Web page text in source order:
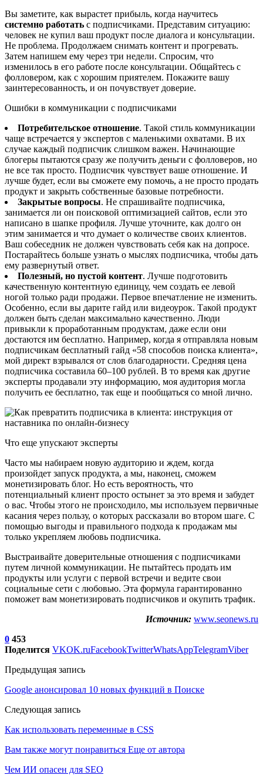
Вы заметите, как вырастет прибыль, когда научитесь
системно работать с подписчиками. Представим ситуацию:
человек не купил ваш продукт после диалога и консультации.
Не проблема. Продолжаем снимать контент и прогревать.
Затем напишем ему через три недели. Спросим, что
изменилось в его работе после консультации. Общайтесь с
фолловером, как с хорошим приятелем. Покажите вашу
заинтересованность, и он почувствует доверие.
Ошибки в коммуникации с подписчиками
Потребительское отношение. Такой стиль коммуникации
чаще встречается у экспертов с маленькими охватами. В их
случае каждый подписчик слишком важен. Начинающие
блогеры пытаются сразу же получить деньги с фолловеров, но
не все так просто. Подписчик чувствует ваше отношение. И
лучше будет, если вы сможете ему помочь, а не просто продать
продукт и закрыть собственные базовые потребности.
Закрытые вопросы. Не спрашивайте подписчика,
занимается ли он поисковой оптимизацией сайтов, если это
написано в шапке профиля. Лучше уточните, как долго он
этим занимается и что думает о количестве своих клиентов.
Ваш собеседник не должен чувствовать себя как на допросе.
Постарайтесь больше узнать о мыслях подписчика, чтобы дать
ему развернутый ответ.
Полезный, но пустой контент. Лучше подготовить
качественную контентную единицу, чем создать ее левой
ногой только ради продажи. Первое впечатление не изменить.
Особенно, если вы дарите гайд или видеоурок. Такой продукт
должен быть сделан максимально качественно. Люди
привыкли к проработанным продуктам, даже если они
достаются им бесплатно. Например, когда я отправляла новым
подписчикам бесплатный гайд «58 способов поиска клиента»,
мой директ взрывался от слов благодарности. Средняя цена
подписчика составила 60–100 рублей. В то время как другие
эксперты продавали эту информацию, моя аудитория могла
получить ее бесплатно, так еще и пообщаться со мной лично.
Что еще упускают эксперты
Часто мы набираем новую аудиторию и ждем, когда
произойдет запуск продукта, а мы, наконец, сможем
монетизировать блог. Но есть вероятность, что
потенциальный клиент просто остынет за это время и забудет
о вас. Чтобы этого не происходило, мы используем первичные
касания через пользу, о которых рассказали во втором шаге. С
помощью выгоды и правильного подхода к продажам мы
только укрепляем любовь подписчика.
Выстраивайте доверительные отношения с подписчиками
путем личной коммуникации. Не пытайтесь продать им
продукты или услуги с первой встречи и ведите свои
социальные сети с любовью. Эта формула гарантированно
поможет вам монетизировать подписчиков и окупить трафик.
Источник: www.seonews.ru
0 453
Поделится VKOK.ruFacebookTwitterWhatsAppTelegramViber
Предыдущая запись
Google анонсировал 10 новых функций в Поиске
Следующая запись
Как использовать переменные в CSS
Вам также могут понравиться Еще от автора
Чем ИИ опасен для SEO